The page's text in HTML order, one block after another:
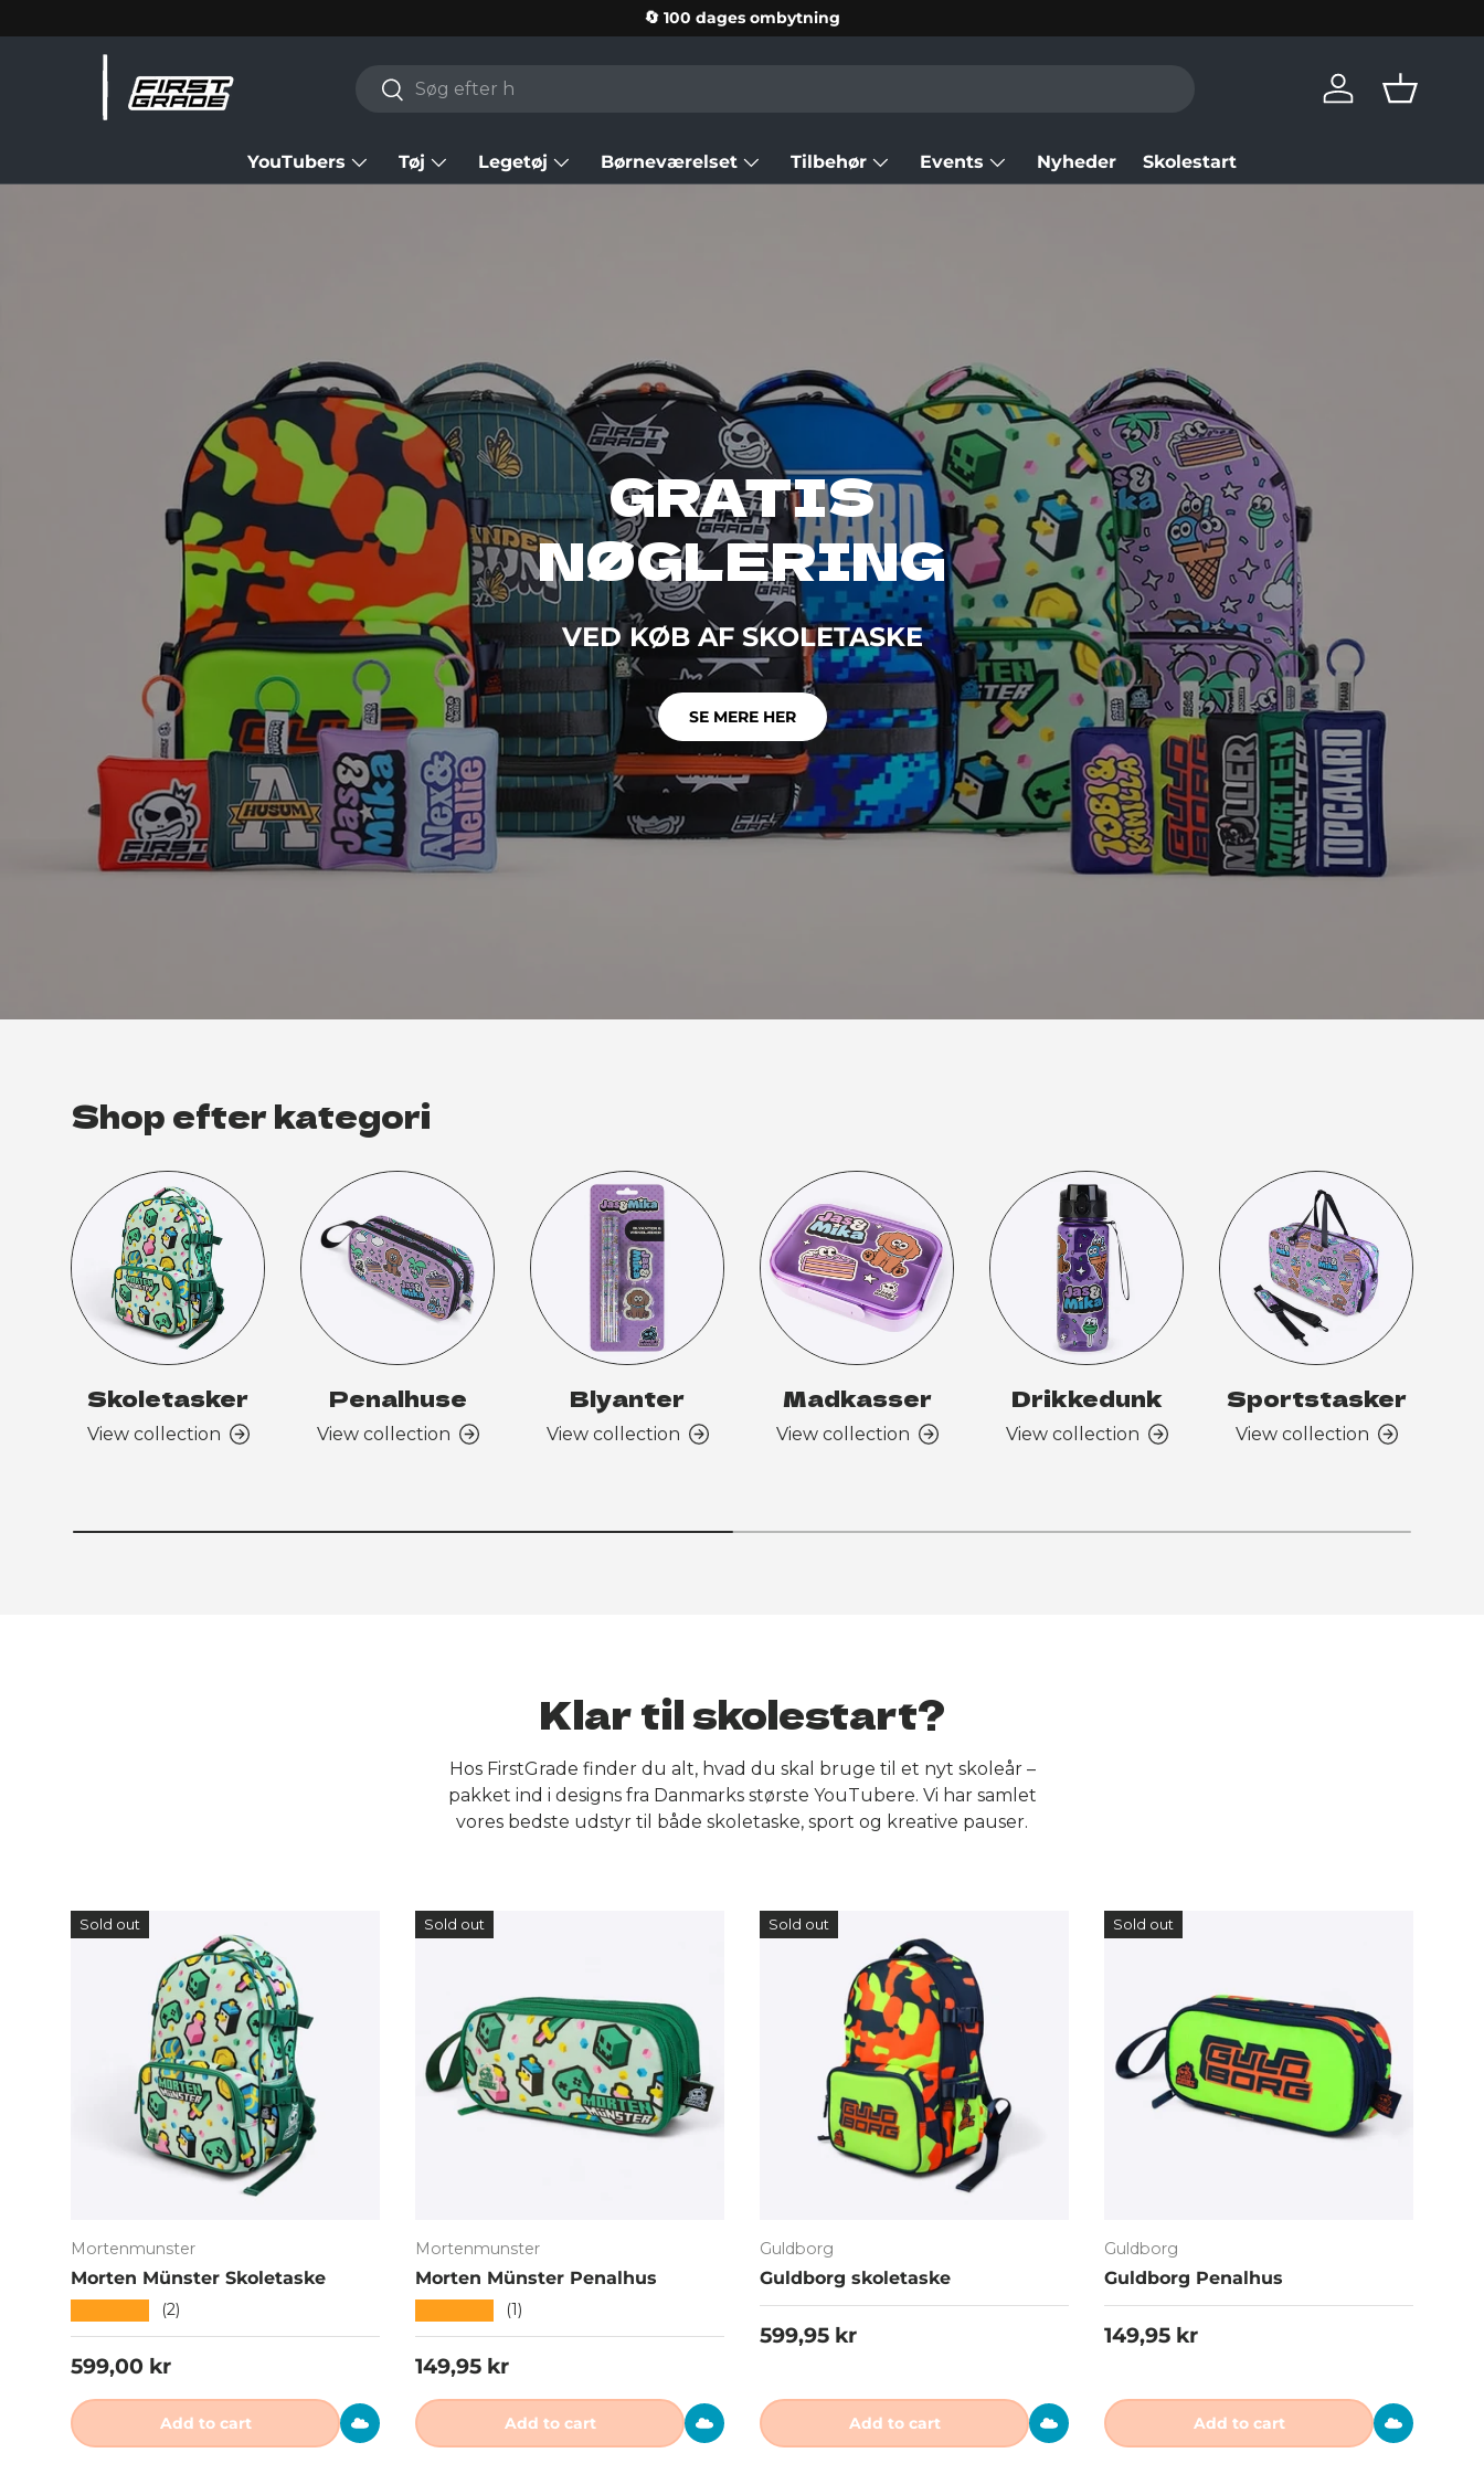
Skip to content
🔄 100 dages ombytning
Search
Search
Log in Basket
YouTubers Tøj Legetøj Børneværelset Tilbehør Events Nyheder Skolestart
GRATIS
NØGLERING
VED KØB AF SKOLETASKE
SE MERE HER
Shop efter kategori
Skoletasker
View collection
Penalhuse
View collection
Blyanter
View collection
Madkasser
View collection
Drikkedunk
View collection
Sportstasker
View collection
Klar til skolestart?
Hos FirstGrade finder du alt, hvad du skal bruge til et nyt skoleår –
pakket ind i designs fra Danmarks største YouTubere. Vi har samlet
vores bedste udstyr til både skoletaske, sport og kreative pauser.
Sold out
Mortenmunster
Morten Münster Skoletaske
(2)
Regular price
599,00 kr
Add to cart
Sold out
Mortenmunster
Morten Münster Penalhus
(1)
Regular price
149,95 kr
Add to cart
Sold out
Guldborg
Guldborg skoletaske
Regular price
599,95 kr
Add to cart
Sold out
Guldborg
Guldborg Penalhus
Regular price
149,95 kr
Add to cart